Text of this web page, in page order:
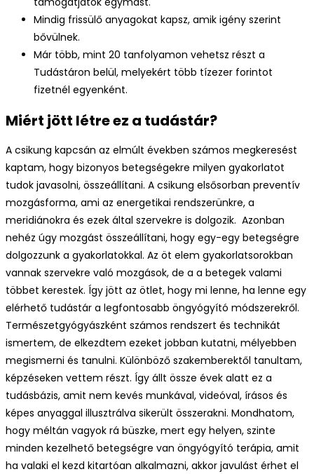
Mindig frissülő anyagokat kapsz, amik igény szerint
bővülnek.
Már több, mint 20 tanfolyamon vehetsz részt a
Tudástáron belül, melyekért több tízezer forintot
fizetnél egyenként.
Miért jött létre ez a tudástár?
A csikung kapcsán az elmúlt években számos megkeresést
kaptam, hogy bizonyos betegségekre milyen gyakorlatot
tudok javasolni, összeállítani. A csikung elsősorban preventív
mozgásforma, ami az energetikai rendszerünkre, a
meridiánokra és ezek által szervekre is dolgozik. Azonban
nehéz úgy mozgást összeállítani, hogy egy-egy betegségre
dolgozzunk a gyakorlatokkal. Az öt elem gyakorlatsorokban
vannak szervekre való mozgások, de a a betegek valami
többet kerestek. Így jött az ötlet, hogy mi lenne, ha lenne egy
elérhető tudástár a legfontosabb öngyógyító módszerekről.
Természetgyógyászként számos rendszert és technikát
ismertem, de elkezdtem ezeket jobban kutatni, mélyebben
megismerni és tanulni. Különböző szakemberektől tanultam,
képzéseken vettem részt. Így állt össze évek alatt ez a
tudásbázis, amit nem kevés munkával, videóval, írásos és
képes anyaggal illusztrálva sikerült összerakni. Mondhatom,
hogy méltán vagyok rá büszke, mert egy helyen, szinte
minden kezelhető betegségre van öngyógyító terápia, amit
ha valaki el kezd kitartóan alkalmazni, akkor javulást érhet el